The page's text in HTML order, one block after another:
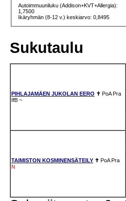
Autoimmuuniluku (Addison+KVT+Allergia):
1,7500
Ikäryhmän (8-12 v.) keskiarvo: 0,8495
Sukutaulu
PIHLAJAMÄEN JUKOLAN EERO ✝ PoA Pra
IfB ~
TAIMISTON KOSMINENSÄTEILY ✝ PoA Pra
N